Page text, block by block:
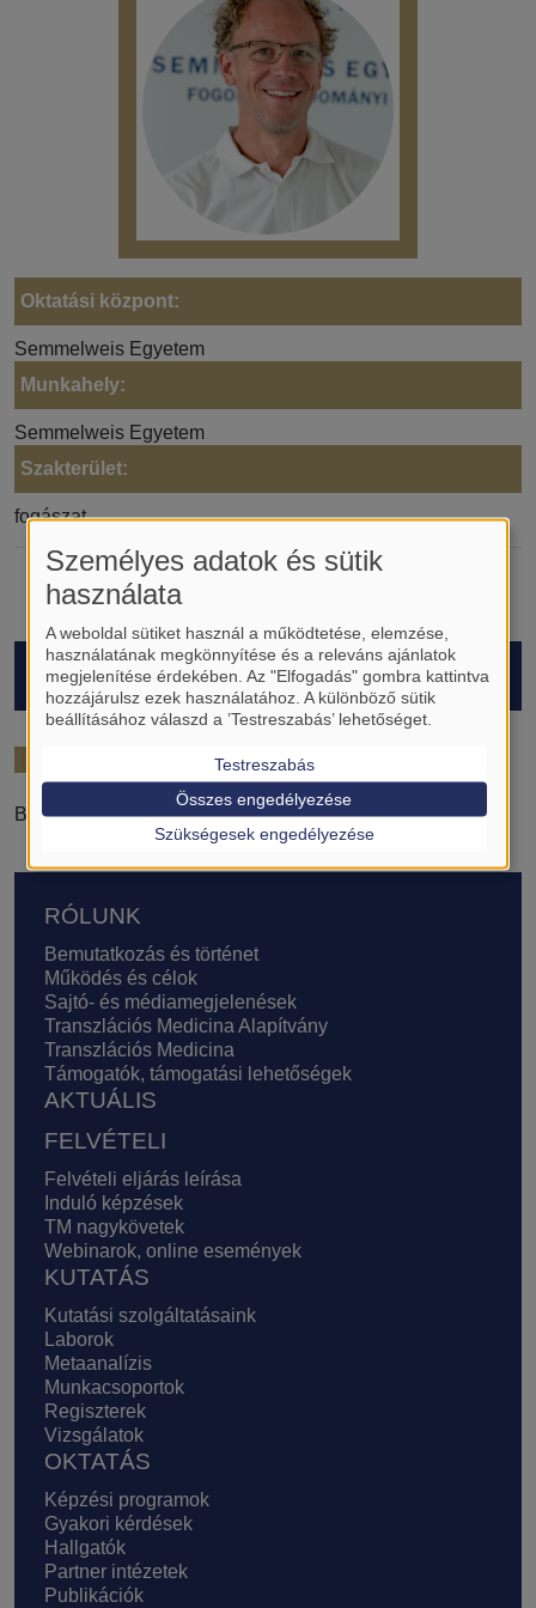
Oktatási központ:
Semmelweis Egyetem
Munkahely:
Semmelweis Egyetem
Szakterület:
fogászat
HALLGATÓK
Badacsonyi-Német Dorottya
Lábléc
RÓLUNK
Bemutatkozás és történet
Működés és célok
Sajtó- és médiamegjelenések
Transzlációs Medicina Alapítvány
Transzlációs Medicina
Támogatók, támogatási lehetőségek
AKTUÁLIS
FELVÉTELI
Felvételi eljárás leírása
Induló képzések
TM nagykövetek
Webinarok, online események
KUTATÁS
Kutatási szolgáltatásaink
Laborok
Metaanalízis
Munkacsoportok
Regiszterek
Vizsgálatok
OKTATÁS
Képzési programok
Gyakori kérdések
Hallgatók
Partner intézetek
Publikációk
Személyes adatok és sütik
használata
A weboldal sütiket használ a működtetése, elemzése,
használatának megkönnyítése és a releváns ajánlatok
megjelenítése érdekében. Az "Elfogadás" gombra kattintva
hozzájárulsz ezek használatához. A különböző sütik
beállításához válaszd a ’Testreszabás’ lehetőséget.
Testreszabás
Szükségesek engedélyezése
Összes engedélyezése